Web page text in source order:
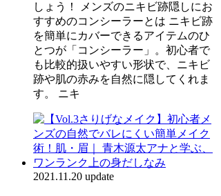
しょう！ メンズのニキビ跡隠しにお
すすめのコンシーラーとは ニキビ跡
を簡単にカバーできるアイテムのひ
とつが「コンシーラー」。初心者で
も比較的扱いやすい形状で、ニキビ
跡や肌の赤みを自然に隠してくれま
す。 ニキ
2021.11.20 update